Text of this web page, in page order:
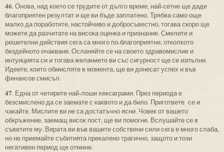
46. Онова, над което се трудите от дълго време, най-сетне ще даде
благоприятен резултат и ще ви бъде заплатено. Трябва само още
малко да поработите, настойчиво и добросъвестно, тогава скоро ще
можете да разчитате на висока оценка и признание. Смелите и
решителни действия сега са много по-благоприятни, отколкото
бездейното очакване. Осланяйте се на своето здравомислие и
интуицията си и тогава желанието ви със сигурност ще се изпълни.
Идеите, които обмисляте в момента, ще ви донесат успех и във
финансов смисъл.
47. Една от четирите най-лоши хексаграми. През периода е
безсмислено да се заемате с каквото и да било. Пригответе се и
чакайте. Мислите ви не са достатъчно ясни. Човек от вашето
обкръжение, заемащ висок пост, ще ви помогне. Вслушайте се в
съветите му. Вярата ви във вашите собствени сили сега е много слаба,
но не приемайте събитията прекалено трагично, защото и този
негативен период ще отмине.